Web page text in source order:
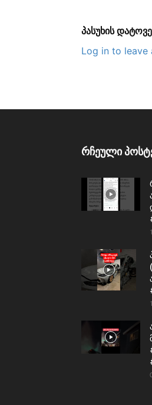
პასუხის
Log in to leave
რჩეული